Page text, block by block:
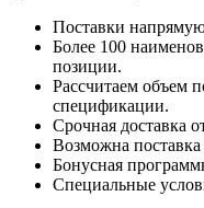
Поставки
Более 100
позиции.
Рассчитаем объем
спецификации.
Срочная доставка
Возможна
Бонусная
Специальные